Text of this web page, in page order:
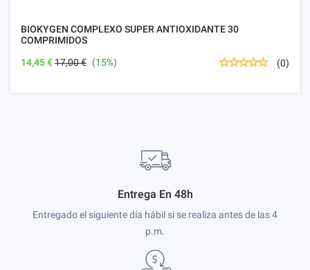
BIOKYGEN COMPLEXO SUPER ANTIOXIDANTE 30
COMPRIMIDOS
14,45 €17,00 € (15%) (0)
Entrega En 48h
Entregado el siguiente día hábil si se realiza antes de las 4
p.m.